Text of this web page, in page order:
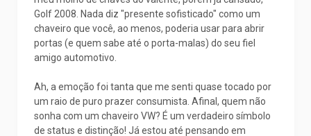
Golf 2008. Nada diz "presente sofisticado" como um
chaveiro que você, ao menos, poderia usar para abrir
portas (e quem sabe até o porta-malas) do seu fiel
amigo automotivo.
Ah, a emoção foi tanta que me senti quase tocado por
um raio de puro prazer consumista. Afinal, quem não
sonha com um chaveiro VW? É um verdadeiro símbolo
de status e distinção! Já estou até pensando em